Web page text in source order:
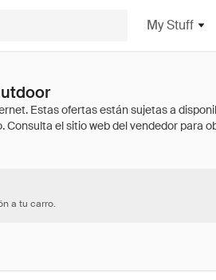
My Stuff
a tu carro.